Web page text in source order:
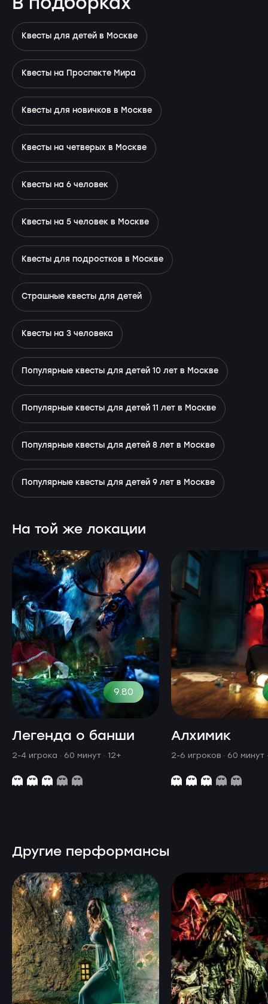
Квесты для детей в Москве
Квесты на Проспекте Мира
Квесты для новичков в Москве
Квесты на четверых в Москве
Квесты на 6 человек
Квесты на 5 человек в Москве
Квесты для подростков в Москве
Страшные квесты для детей
Квесты на 3 человека
Популярные квесты для детей 10 лет в Москве
Популярные квесты для детей 11 лет в Москве
Популярные квесты для детей 8 лет в Москве
Популярные квесты для детей 9 лет в Москве
На той же локации
9.80
Легенда о банши
2-4 игрока · 60 минут · 12+
Алхимик
2-6 игроков · 60 минут
Другие перформансы